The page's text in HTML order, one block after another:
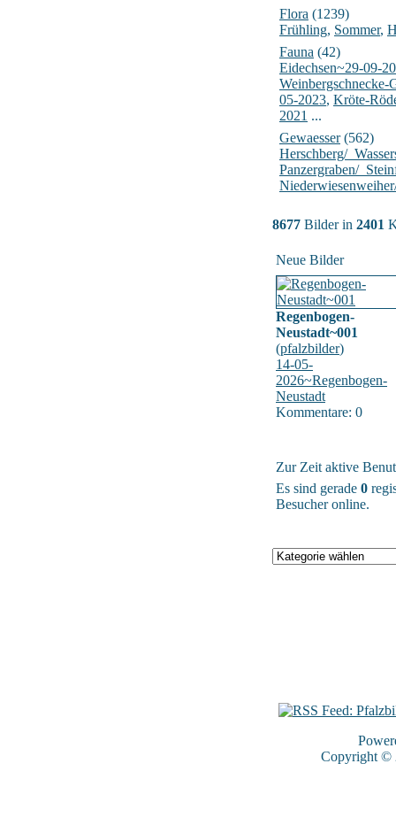
Flora (1239)
Frühling, Sommer,
Fauna (42)
Eidechsen~29-09-
Weinbergschnecke-
05-2023, Kröte-
2021 ...
Gewaesser(562)
Herschberg/
Panzergraben/
8677 Bilder in 2401
Neue Bilder
Regenbogen-
Neustadt~001
(pfalzbilder)
14-05-
2026~Regenbogen-
Neustadt
Kommentare: 0
Zur Zeit aktive
Es sind gerade 0
Besucher online.
Copyright ©